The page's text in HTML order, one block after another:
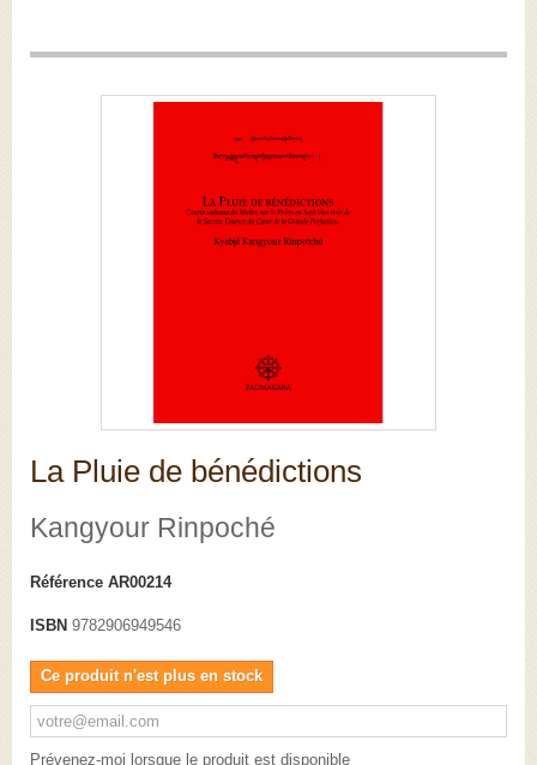
La Pluie de bénédictions
Kangyour Rinpoché
Référence AR00214
ISBN 9782906949546
Ce produit n'est plus en stock
Prévenez-moi lorsque le produit est disponible